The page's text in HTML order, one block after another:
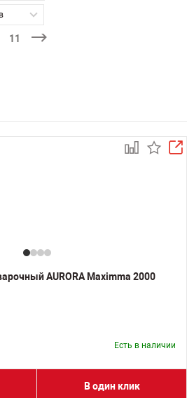
11
AURORA Maximma 2000
Есть в наличии
В один клик